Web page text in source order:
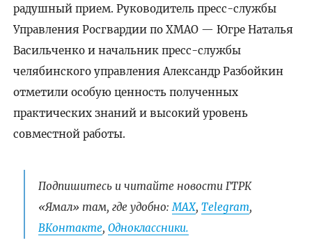
радушный прием. Руководитель пресс-службы
Управления Росгвардии по ХМАО — Югре Наталья
Васильченко и начальник пресс-службы
челябинского управления Александр Разбойкин
отметили особую ценность полученных
практических знаний и высокий уровень
совместной работы.
Подпишитесь и читайте новости ГТРК
«Ямал» там, где удобно: МАХ, Telegram,
ВКонтакте, Одноклассники.